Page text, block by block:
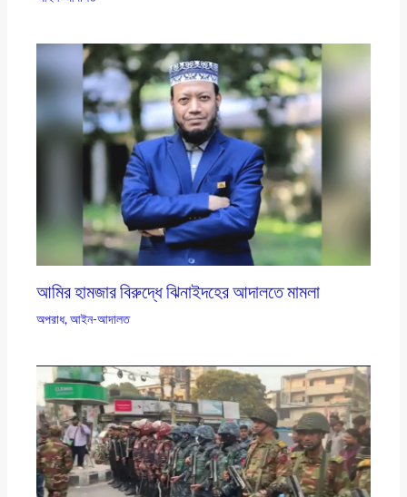
আমির হামজার বিরুদ্ধে ঝিনাইদহের আদালতে মামলা
অপরাধ,আইন-আদালত